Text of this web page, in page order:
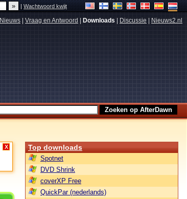
|Wachtwoord kwijt
Nieuws Vraag en Antwoord Downloads Discussie Nieuws2.nl
X Top downloads
Spotnet
DVD Shrink
coverXP Free
QuickPar (nederlands)